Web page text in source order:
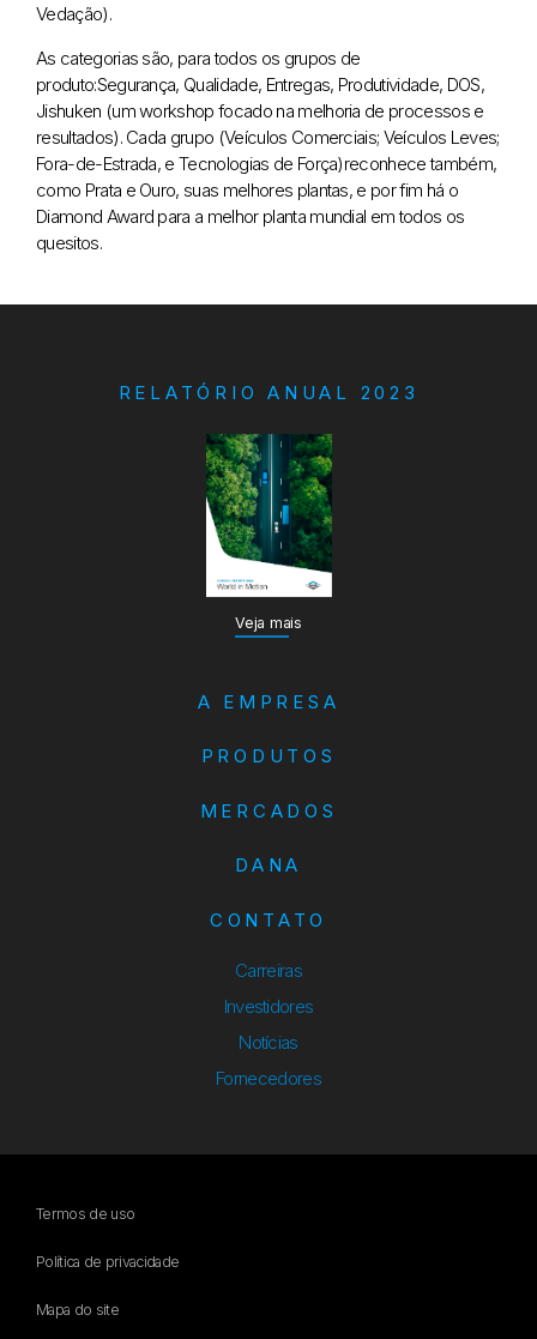
Vedação).
As categorias são, para todos os grupos de
produto:Segurança, Qualidade, Entregas, Produtividade, DOS,
Jishuken (um workshop focado na melhoria de processos e
resultados). Cada grupo (Veículos Comerciais; Veículos Leves;
Fora-de-Estrada, e Tecnologias de Força)reconhece também,
como Prata e Ouro, suas melhores plantas, e por fim há o
Diamond Award para a melhor planta mundial em todos os
quesitos.
RELATÓRIO ANUAL 2023
Veja mais
A EMPRESA
PRODUTOS
MERCADOS
DANA
CONTATO
Carreiras
Investidores
Notícias
Fornecedores
Termos de uso
Política de privacidade
Mapa do site